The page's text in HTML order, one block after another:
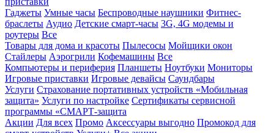
Гаджеты Умные часы Беспроводные наушники Фитнес-
браслеты Аудио Детские смарт-часы 3G, 4G модемы и
роутеры Все
Товары для дома и красоты Пылесосы Мойщики окон
Стайлеры Аэрогрили Кофемашины Все
Компьютеры и периферия Планшеты Ноутбуки Мониторы
Игровые приставки Игровые девайсы Саундбары
Услуги Страхование портативных устройств «Мобильная
защита» Услуги по настройке Сертификаты сервисной
программы «СМАРТ-защита
Акции Для всех Промо Аксессуары выгодно Промокод для